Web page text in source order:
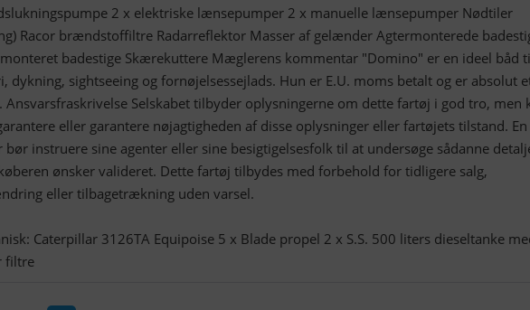
2 x elektriske lænsepumper 2 x manuelle lænsepumper Nødtiler
Racor brændstoffiltre Radarreflektor Masser af gelænder Agtermonterede
badestige Skærekuttere Mæglerens kommentar "Domino" er en ideel båd
dykning, sightseeing og fornøjelsessejlads. Hun er E.U. moms betalt og er absolut
Selskabet tilbyder oplysningerne om dette fartøj i god tro, men
eller garantere nøjagtigheden af disse oplysninger eller fartøjets tilstand. En
bør instruere sine agenter eller sine besigtigelsesfolk til at undersøge sådanne
ønsker valideret. Dette fartøj tilbydes med forbehold for tidligere salg,
eller tilbagetrækning uden varsel.
Caterpillar 3126TA Equipoise 5 x Blade propel 2 x S.S. 500 liters dieseltanke
filtre